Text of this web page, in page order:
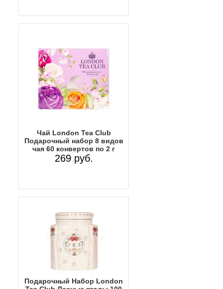
Чай London Tea Club
Подарочный набор 8 видов
чая 60 конвертов по 2 г
269 руб.
Подарочный Набор Lоndon